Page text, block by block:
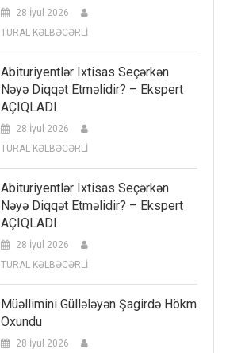
28 İyul 2026
TURAL KƏLBƏCƏRLİ
Abituriyentlər Ixtisas Seçərkən
Nəyə Diqqət Etməlidir? – Ekspert
AÇIQLADI
28 İyul 2026
TURAL KƏLBƏCƏRLİ
Abituriyentlər Ixtisas Seçərkən
Nəyə Diqqət Etməlidir? – Ekspert
AÇIQLADI
28 İyul 2026
TURAL KƏLBƏCƏRLİ
Müəllimini Güllələyən Şagirdə Hökm
Oxundu
28 İyul 2026